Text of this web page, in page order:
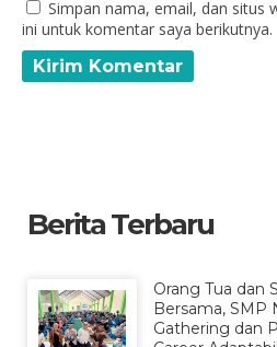
Simpan nama, email, dan situs
ini untuk komentar saya berikutnya.
Berita Terbaru
Orang Tua dan
Bersama, SMP
Gathering dan